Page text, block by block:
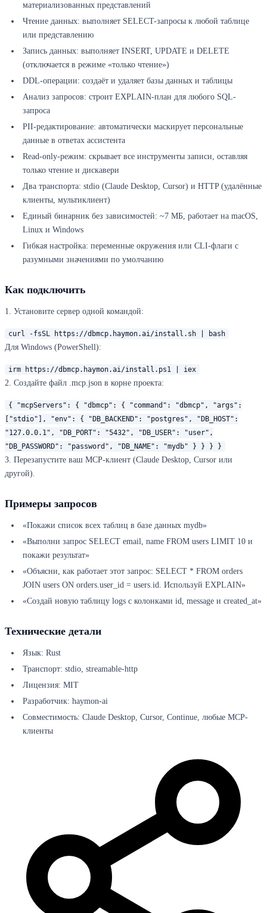
материализованных представлений
Чтение данных: выполняет SELECT-запросы к любой таблице
или представлению
Запись данных: выполняет INSERT, UPDATE и DELETE
(отключается в режиме «только чтение»)
DDL-операции: создаёт и удаляет базы данных и таблицы
Анализ запросов: строит EXPLAIN-план для любого SQL-
запроса
PII-редактирование: автоматически маскирует персональные
данные в ответах ассистента
Read-only-режим: скрывает все инструменты записи, оставляя
только чтение и дискавери
Два транспорта: stdio (Claude Desktop, Cursor) и HTTP (удалённые
клиенты, мультиклиент)
Единый бинарник без зависимостей: ~7 МБ, работает на macOS,
Linux и Windows
Гибкая настройка: переменные окружения или CLI-флаги с
разумными значениями по умолчанию
Как подключить
1. Установите сервер одной командой:
curl -fsSL https://dbmcp.haymon.ai/install.sh | bash
Для Windows (PowerShell):
irm https://dbmcp.haymon.ai/install.ps1 | iex
2. Создайте файл .mcp.json в корне проекта:
{ "mcpServers": { "dbmcp": { "command": "dbmcp", "args":
["stdio"], "env": { "DB_BACKEND": "postgres", "DB_HOST":
"127.0.0.1", "DB_PORT": "5432", "DB_USER": "user",
"DB_PASSWORD": "password", "DB_NAME": "mydb" } } } }
3. Перезапустите ваш MCP-клиент (Claude Desktop, Cursor или
другой).
Примеры запросов
«Покажи список всех таблиц в базе данных mydb»
«Выполни запрос SELECT email, name FROM users LIMIT 10 и
покажи результат»
«Объясни, как работает этот запрос: SELECT * FROM orders
JOIN users ON orders.user_id = users.id. Используй EXPLAIN»
«Создай новую таблицу logs с колонками id, message и created_at»
Технические детали
Язык: Rust
Транспорт: stdio, streamable-http
Лицензия: MIT
Разработчик: haymon-ai
Совместимость: Claude Desktop, Cursor, Continue, любые MCP-
клиенты